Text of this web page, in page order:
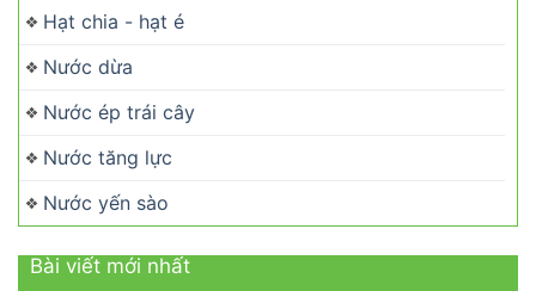
Hạt chia - hạt é
Nước dừa
Nước ép trái cây
Nước tăng lực
Nước yến sào
Bài viết mới nhất